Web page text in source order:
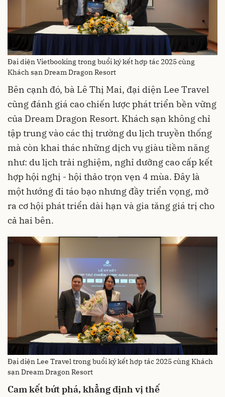
Đại diện Vietbooking trong buổi ký kết hợp tác 2025 cùng
Khách sạn Dream Dragon Resort
Bên cạnh đó, bà Lê Thị Mai, đại diện Lee Travel
cũng đánh giá cao chiến lược phát triển bền vững
của Dream Dragon Resort. Khách sạn không chỉ
tập trung vào các thị trường du lịch truyền thống
mà còn khai thác những dịch vụ giàu tiềm năng
như: du lịch trải nghiệm, nghỉ dưỡng cao cấp kết
hợp hội nghị - hội thảo trọn vẹn 4 mùa. Đây là
một hướng đi táo bạo nhưng đầy triển vọng, mở
ra cơ hội phát triển dài hạn và gia tăng giá trị cho
cả hai bên.
Đại diện Lee Travel trong buổi ký kết hợp tác 2025 cùng Khách
sạn Dream Dragon Resort
Cam kết bứt phá, khẳng định vị thế